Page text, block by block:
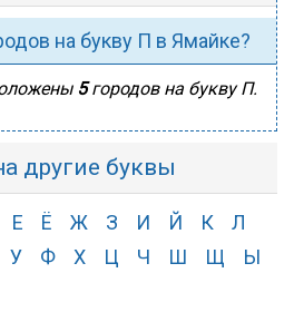
на букву П в Ямайке?
5городов на букву П.
другие буквы
Е Ё Ж З И Й К
Л
У Ф Х Ц Ч Ш Щ
Ы